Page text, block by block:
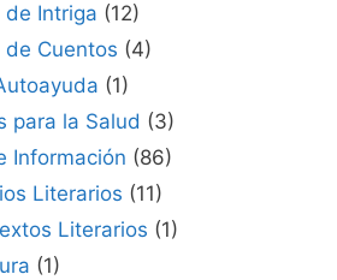
Intriga (12)
Cuentos (4)
(1)
para la Salud (3)
Información (86)
Literarios (11)
Literarios (1)
(1)